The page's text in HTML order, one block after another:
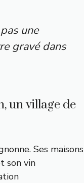
une
gravé dans
un village de
Ses maisons
son vin